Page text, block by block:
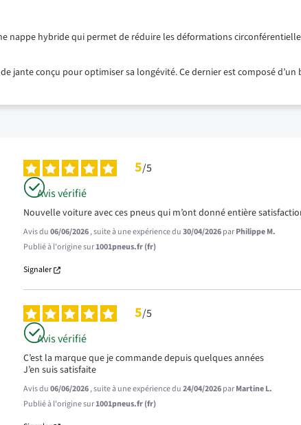
nappe hybride qui permet de réduire les déformations
jante conçu pour optimiser sa longévité. Ce dernier est composé
5/5
Avis vérifié
Nouvelle voiture avec ces pneus qui m’ont donné entière
Avis du06/06/2026, suite à une expérience du30/04/2026parPhilippe M.
Publié à l'origine sur1001pneus.fr (fr)
Signaler
5/5
Avis vérifié
C’est la marque que je commande depuis quelques années
J’en suis satisfaite
Avis du06/06/2026, suite à une expérience du24/04/2026parMartine L.
Publié à l'origine sur1001pneus.fr (fr)